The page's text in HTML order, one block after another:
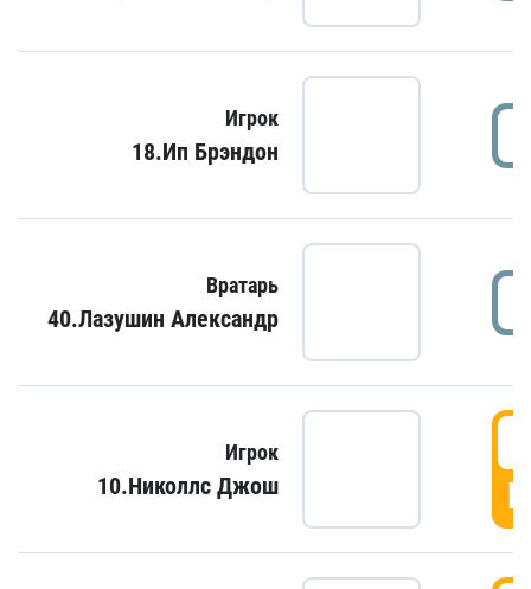
Игрок
18.Ип Брэндон
Вратарь
40.Лазушин Александр
Игрок
10.Николлс Джош